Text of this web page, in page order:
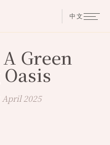
Green
April 2025
中文